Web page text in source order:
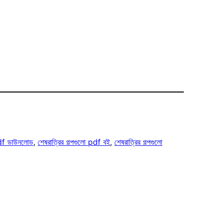
ডাউনলোড, শেষরাত্রির গল্পগুলো pdf বই, শেষরাত্রির গল্পগুলো